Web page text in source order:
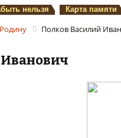
нельзя Карта памяти
Полков Василий